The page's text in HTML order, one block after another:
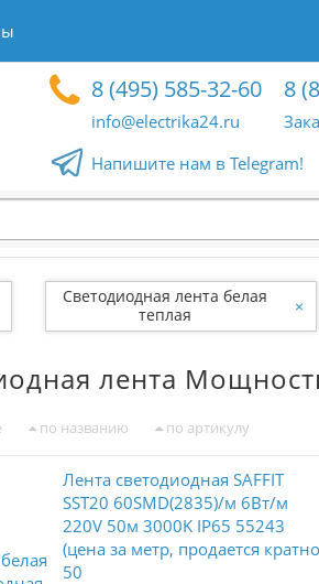
8 (495) 585-32-60
info@electrika24.ru
8
Напишите нам в Telegram!
Светодиодная лента белая
теплая
×
лента
по названию по артикулу
Лента светодиодная SAFFIT
SST20 60SMD(2835)/м 6Вт/м
220V 50м 3000K IP65 55243
(цена за метр, продается кратно
50